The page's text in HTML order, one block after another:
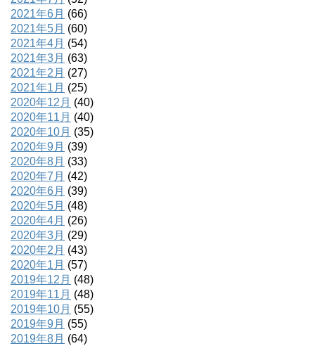
2021年6月 (66)
2021年5月 (60)
2021年4月 (54)
2021年3月 (63)
2021年2月 (27)
2021年1月 (25)
2020年12月 (40)
2020年11月 (40)
2020年10月 (35)
2020年9月 (39)
2020年8月 (33)
2020年7月 (42)
2020年6月 (39)
2020年5月 (48)
2020年4月 (26)
2020年3月 (29)
2020年2月 (43)
2020年1月 (57)
2019年12月 (48)
2019年11月 (48)
2019年10月 (55)
2019年9月 (55)
2019年8月 (64)